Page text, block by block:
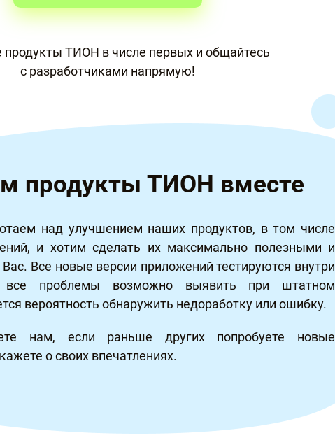
продукты ТИОН в числе первых и общайтесь
с разработчиками напрямую!
продукты ТИОН вместе
над улучшением наших продуктов, в том числе
и хотим сделать их максимально полезными и
Все новые версии приложений тестируются внутри
проблемы возможно выявить при штатном
вероятность обнаружить недоработку или ошибку.
нам, если раньше других попробуете новые
о своих впечатлениях.